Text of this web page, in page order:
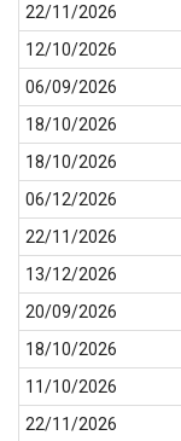
22/11/2026
12/10/2026
06/09/2026
18/10/2026
18/10/2026
06/12/2026
22/11/2026
13/12/2026
20/09/2026
18/10/2026
11/10/2026
22/11/2026